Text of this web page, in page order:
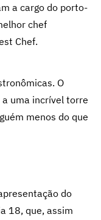
a cargo do porto-
chef
Chef.
O
uma incrível torre
menos do que
do
18, que, assim